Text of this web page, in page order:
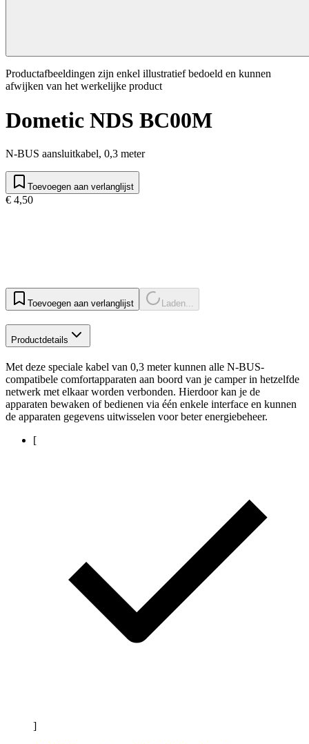
Productafbeeldingen zijn enkel illustratief bedoeld en kunnen
afwijken van het werkelijke product
Dometic NDS BC00M
N-BUS aansluitkabel, 0,3 meter
Toevoegen aan verlanglijst
€ 4,50
Toevoegen aan verlanglijst Laden...
Productdetails
Met deze speciale kabel van 0,3 meter kunnen alle N-BUS-
compatibele comfortapparaten aan boord van je camper in hetzelfde
netwerk met elkaar worden verbonden. Hierdoor kan je de
apparaten bewaken of bedienen via één enkele interface en kunnen
de apparaten gegevens uitwisselen voor beter energiebeheer.
[
]